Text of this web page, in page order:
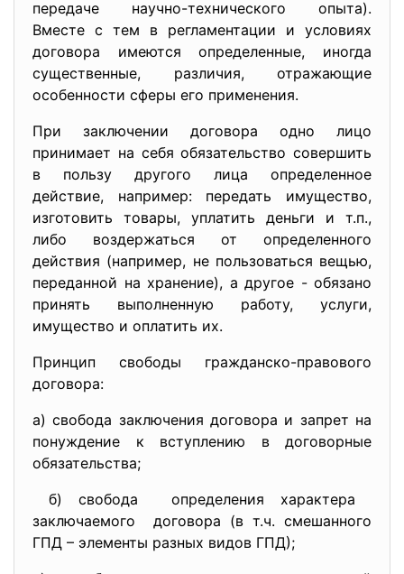
передаче научно-технического опыта).
Вместе с тем в регламентации и условиях
договора имеются определенные, иногда
существенные, различия, отражающие
особенности сферы его применения.
При заключении договора одно лицо
принимает на себя обязательство совершить
в пользу другого лица определенное
действие, например: передать имущество,
изготовить товары, уплатить деньги и т.п.,
либо воздержаться от определенного
действия (например, не пользоваться вещью,
переданной на хранение), а другое - обязано
принять выполненную работу, услуги,
имущество и оплатить их.
Принцип свободы гражданско-правового
договора:
а) свобода заключения договора и запрет на
понуждение к вступлению в договорные
обязательства;
б) свобода определения характера
заключаемого договора (в т.ч. смешанного
ГПД – элементы разных видов ГПД);